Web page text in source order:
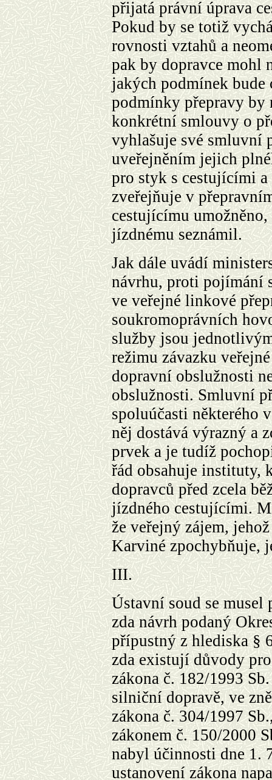
přijatá právní úprava
Pokud by se totiž
rovnosti vztahů a
pak by dopravce mohl
jakých podmínek bude
podmínky přepravy by
konkrétní smlouvy o
vyhlašuje své smluvní
uveřejněním jejich
pro styk s cestujícími
zveřejňuje v
cestujícímu
jízdnému seznámil.
Jak dále uvádí
návrhu, proti pojímání
ve veřejné linkové
soukromoprávních
služby jsou
režimu závazku
dopravní obslužnosti
obslužnosti. Smluvní
spoluúčasti některého
něj dostává výrazný a
prvek a je tudíž
řád obsahuje instituty,
dopravců před zcela
jízdného cestujícími.
že veřejný zájem,
Karviné zpochybňuje,
III.
Ústavní soud se musel
zda návrh podaný
přípustný z hlediska §
zda existují důvody
zákona č. 182/1993
silniční dopravě, ve
zákona č. 304/1997
zákonem č. 150/2000
nabyl účinnosti dne 1.
ustanovení zákona